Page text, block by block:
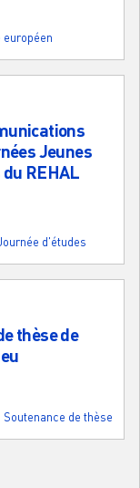
européen
Jeunes
du REHAL
d'études
thèse de
Soutenance de thèse
page